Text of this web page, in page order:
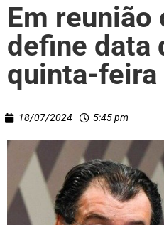
Em reunião
define data
quinta-feira
18/07/2024 5:45 pm